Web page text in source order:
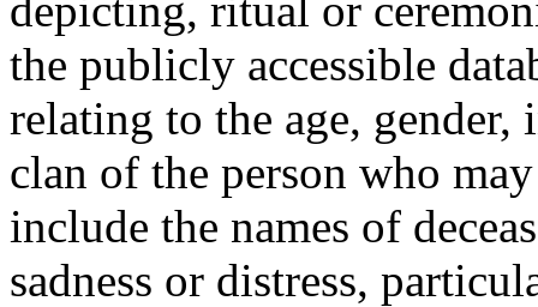
the publicly accessible
relating to the age,
clan of the person who
include the names of
sadness or distress,